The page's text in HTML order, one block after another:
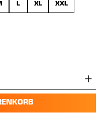
L XL XXL
gewünschten